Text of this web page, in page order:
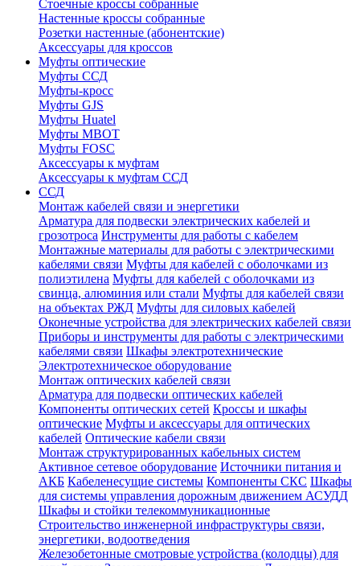
Стоечные кроссы собранные
Настенные кроссы собранные
Розетки настенные (абонентские)
Аксессуары для кроссов
Муфты оптические
Муфты ССД
Муфты-кросс
Муфты GJS
Муфты Huatel
Муфты МВОТ
Муфты FOSC
Аксессуары к муфтам
Аксессуары к муфтам ССД
ССД
Монтаж кабелей связи и энергетики
Арматура для подвески электрических кабелей и
грозотроса Инструменты для работы с кабелем
Монтажные материалы для работы с электрическими
кабелями связи Муфты для кабелей с оболочками из
полиэтилена Муфты для кабелей с оболочками из
свинца, алюминия или стали Муфты для кабелей связи
на объектах РЖД Муфты для силовых кабелей
Оконечные устройства для электрических кабелей связи
Приборы и инструменты для работы с электрическими
кабелями связи Шкафы электротехнические
Электротехническое оборудование
Монтаж оптических кабелей связи
Арматура для подвески оптических кабелей
Компоненты оптических сетей Кроссы и шкафы
оптические Муфты и аксессуары для оптических
кабелей Оптические кабели связи
Монтаж структурированных кабельных систем
Активное сетевое оборудование Источники питания и
АКБ Кабеленесущие системы Компоненты СКС Шкафы
для системы управления дорожным движением АСУДД
Шкафы и стойки телекоммуникационные
Строительство инженерной инфраструктуры связи,
энергетики, водоотведения
Железобетонные смотровые устройства (колодцы) для